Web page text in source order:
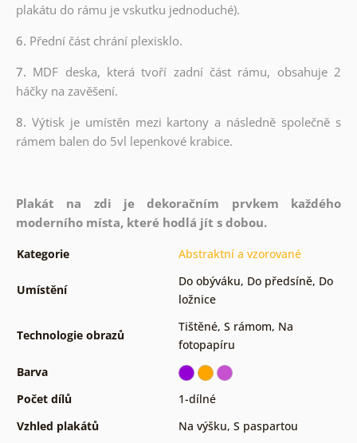
plakátu do rámu je vskutku jednoduché).
6. Přední část chrání plexisklo.
7. MDF deska, která tvoří zadní část rámu, obsahuje 2
háčky na zavěšení.
8. Výtisk je umístěn mezi kartony a následně společně s
rámem balen do 5vl lepenkové krabice.
Plakát na zdi je dekoračním prvkem každého
moderního místa, které hodlá jít s dobou.
Kategorie Abstraktní a vzorované
Umístění
Do obýváku, Do předsíně, Do
ložnice
Technologie obrazů
Tištěné, S rámom, Na
fotopapíru
Barva
Počet dílů
1-dílné
Vzhled plakátů
Na výšku, S paspartou